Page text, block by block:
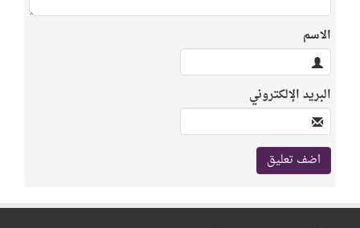
الاسم
البريد الإلكتروني